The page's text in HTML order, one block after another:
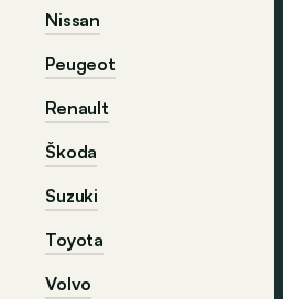
Nissan
Peugeot
Renault
Škoda
Suzuki
Toyota
Volvo